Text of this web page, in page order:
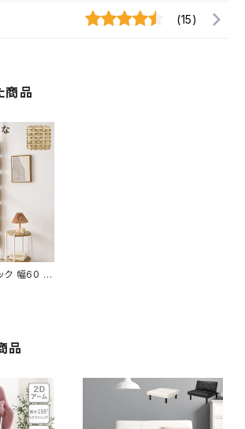
(15)
商品
ク 幅60 ラ
ォールラッ
ンテリア
品